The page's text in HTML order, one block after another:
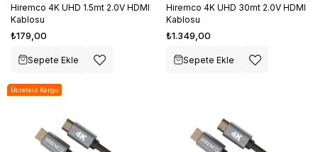
Hiremco 4K UHD 1.5mt 2.0V HDMI
Kablosu
₺179,00
Sepete Ekle
Hiremco 4K UHD 30mt 2.0V HDMI
Kablosu
₺1.349,00
Sepete Ekle
Ücretsiz Kargo